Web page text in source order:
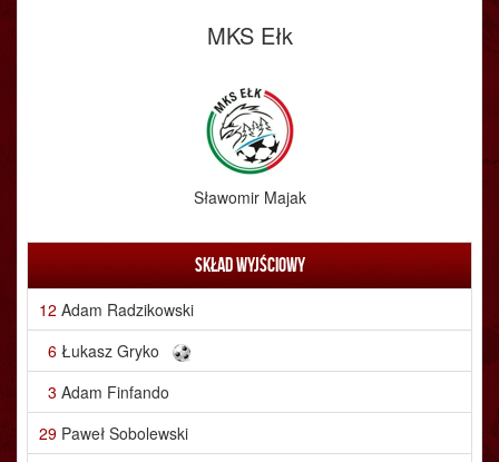
MKS Ełk
Sławomir Majak
Skład wyjściowy
12 Adam Radzikowski
6 Łukasz Gryko
3 Adam Finfando
29 Paweł Sobolewski